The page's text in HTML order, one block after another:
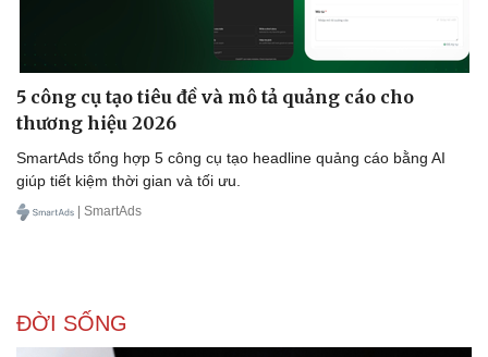
5 công cụ tạo tiêu đề và mô tả quảng cáo cho
thương hiệu 2026
SmartAds tổng hợp 5 công cụ tạo headline quảng cáo bằng AI
giúp tiết kiệm thời gian và tối ưu.
| SmartAds
ĐỜI SỐNG